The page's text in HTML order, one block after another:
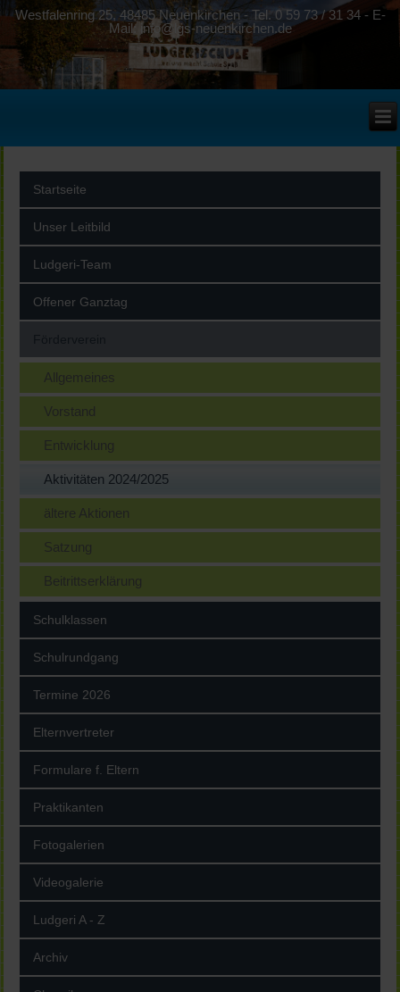
Westfalenring 25, 48485 Neuenkirchen - Tel. 0 59 73 / 31 34 - E-
Mail: info@lgs-neuenkirchen.de
Startseite
Unser Leitbild
Ludgeri-Team
Offener Ganztag
Allgemeines
Vorstand
Entwicklung
Aktivitäten 2024/2025
ältere Aktionen
Satzung
Beitrittserklärung
Schulklassen
Schulrundgang
Termine 2026
Elternvertreter
Formulare f. Eltern
Praktikanten
Fotogalerien
Videogalerie
Ludgeri A - Z
Archiv